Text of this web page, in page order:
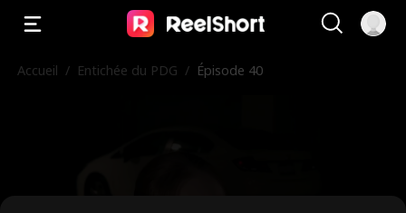
Accueil / Entichée du PDG / Épisode 40